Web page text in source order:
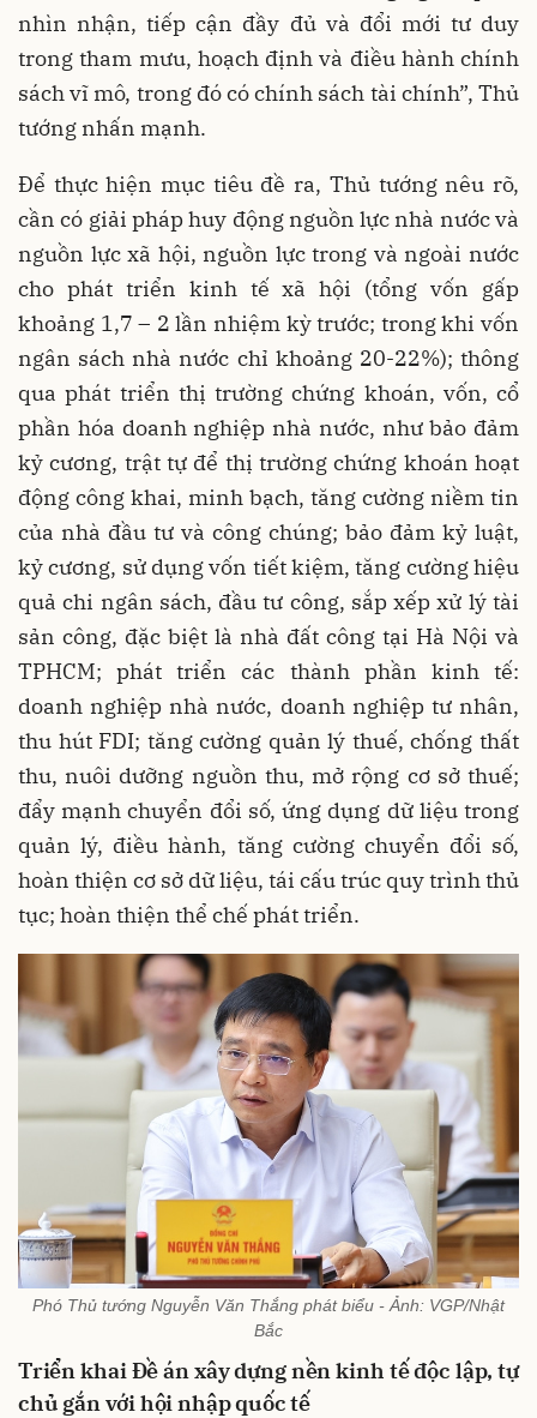
nhìn nhận, tiếp cận đầy đủ và đổi mới tư duy
trong tham mưu, hoạch định và điều hành chính
sách vĩ mô, trong đó có chính sách tài chính”, Thủ
tướng nhấn mạnh.
Để thực hiện mục tiêu đề ra, Thủ tướng nêu rõ,
cần có giải pháp huy động nguồn lực nhà nước và
nguồn lực xã hội, nguồn lực trong và ngoài nước
cho phát triển kinh tế xã hội (tổng vốn gấp
khoảng 1,7 – 2 lần nhiệm kỳ trước; trong khi vốn
ngân sách nhà nước chỉ khoảng 20-22%); thông
qua phát triển thị trường chứng khoán, vốn, cổ
phần hóa doanh nghiệp nhà nước, như bảo đảm
kỷ cương, trật tự để thị trường chứng khoán hoạt
động công khai, minh bạch, tăng cường niềm tin
của nhà đầu tư và công chúng; bảo đảm kỷ luật,
kỷ cương, sử dụng vốn tiết kiệm, tăng cường hiệu
quả chi ngân sách, đầu tư công, sắp xếp xử lý tài
sản công, đặc biệt là nhà đất công tại Hà Nội và
TPHCM; phát triển các thành phần kinh tế:
doanh nghiệp nhà nước, doanh nghiệp tư nhân,
thu hút FDI; tăng cường quản lý thuế, chống thất
thu, nuôi dưỡng nguồn thu, mở rộng cơ sở thuế;
đẩy mạnh chuyển đổi số, ứng dụng dữ liệu trong
quản lý, điều hành, tăng cường chuyển đổi số,
hoàn thiện cơ sở dữ liệu, tái cấu trúc quy trình thủ
tục; hoàn thiện thể chế phát triển.
Phó Thủ tướng Nguyễn Văn Thắng phát biểu - Ảnh: VGP/Nhật
Bắc
Triển khai Đề án xây dựng nền kinh tế độc lập, tự
chủ gắn với hội nhập quốc tế